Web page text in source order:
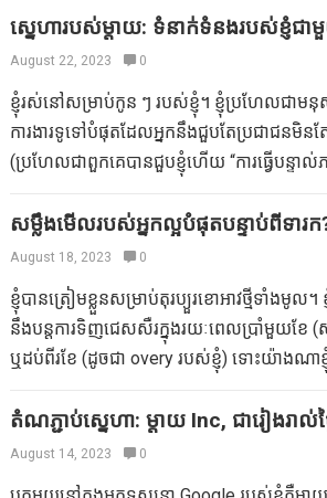
ជំនួយការ – វេបសាយ – វេន – វេន … .patissier អ្
អប្សរ pudding នៃទេពអប្សរ។ ជឿលើរូបសណ្ឋាន
ផ្តល់ឱ្យខ្ញុំនូវតំបន់មួយនៅលើប្លក់របស់នាងនៅថ្ងៃន
ដូច្នេះខ្ញុំគិតថាខ្ញុំត្រូវតែចែករំលែកអ្វីដែលពិតជាពិ
ហើយវាមិនមានប្រភេទពិសេសជាងនេះទេ។…
ស្នេហារបស់ម្តាយ: ទំនាក់ទំនងរបស់ខ្ញុំជ
August 22, 2023 0
ខ្ញុំរស់នៅសម្រាប់កូន ៗ របស់ខ្ញុំ។ ខ្ញុំប្រហែលជាមនុ
ការងារទូទៅបំផុតដែលអ្នកនឹងជួបតែប្រជាជនមិនត
(ប្រហែលជាពួកគេបានជួបខ្ញុំហើយ “ការធ្វើបន្ទាល់
សន្មតថាសេចក្តីប្រាថ្នាគួរតែមកដោយចំណាយនៃរ
វាមិនដូច្នោះទេ។ ខ្ញុំមានមហិច្ឆិតាជាងមុនដែលខ្ញុំជា
ឥឡូវជាកម្លាំងជំរុញនិងជាកម្លាំងជំរុញរបស់ខ្ញុំ។ វាក៏
ធ្វើការឆ្លាតជាងមុនមិនពិបាកទេដូច្នេះយើងទទួល
ដែលអាចធ្វើទៅបានជាមួយគ្នា។ ពួកគេរក្សាខ្ញុំក្នុង
ឆ្លុះបញ្ចាំងខ្ញុំតែងតែជាមាតា។ ខ្ញុំជាក្មេងដែលចូលចិ
Craiche នៅឯថ្នាក់ហាត់ប្រាណម្តាយរបស់ខ្ញុំបានចូល
តែងតែធ្វើឱ្យមានទំនាស់ឆ្ពោះទៅរកកុមារហើយពួកគ
អំពីវាឱ្យបានល្អបន្ថែមទៀតនៅក្នុងសៀវភៅរបស់ខ្ញុំ
សម្លឹងមើលរបស់អ្នកល្អបំផុតបន្ទាប់ពីទារក
August 18, 2023 0
ខ្ញុំបានត្រៀមខ្លួនសម្រាប់តុរប្យួរខោអាវថ្មីទាំងមូល
នឹងបន្តការទិញជេសសឺរក្នុងរយៈពេលប្រាំមួយខែ (
ឬដប់ពីរខែ (ដូចជា overy របស់ខ្ញុំ) ទោះយ៉ាងណា
មិនសមហេតុផល? ប្រហែល។ ខ្ញុំបានអង្គុយជាមួយ
www.blahggy.com ដើម្បីនិយាយអំពីម៉ូដក៏ដូចជាក
តំណភ្ជាប់ស្នេហា: ម្តាយ Inc, ជារៀងរាល់ថ្
August 14, 2023 0